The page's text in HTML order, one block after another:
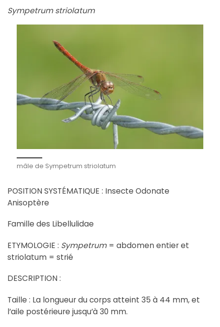
Sympetrum striolatum
mâle de Sympetrum striolatum
POSITION SYSTÉMATIQUE : Insecte Odonate
Anisoptère
Famille des Libellulidae
ETYMOLOGIE : Sympetrum= abdomen entier et
striolatum = strié
DESCRIPTION :
Taille : La longueur du corps atteint 35 à 44 mm, et
l’aile postérieure jusqu’à 30 mm.